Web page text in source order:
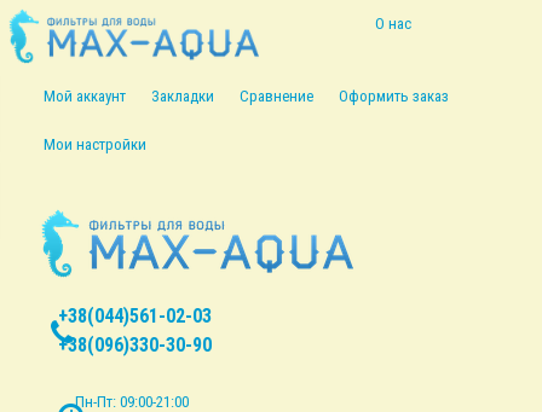
О нас
Мой аккаунт Закладки Сравнение Оформить заказ
Мои настройки
+38(044)561-02-03
+38(096)330-30-90
Пн-Пт: 09:00-21:00